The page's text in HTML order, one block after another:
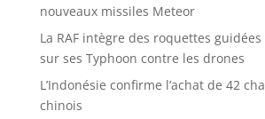
nouveaux missiles Meteor
La RAF intègre des roquettes guidées
sur ses Typhoon contre les drones
L’Indonésie confirme l’achat de 42
chinois